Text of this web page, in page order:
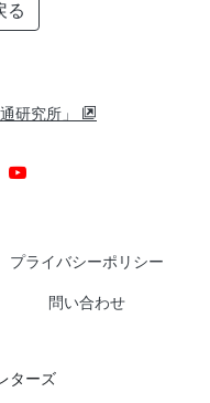
る
研究所」
プライバシーポリシー
問い合わせ
ターズ